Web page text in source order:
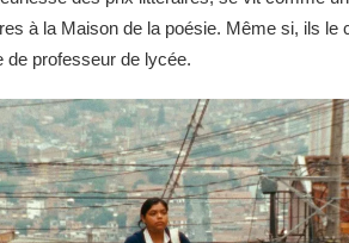
à la Maison de la poésie. Même si, ils
de professeur de lycée.